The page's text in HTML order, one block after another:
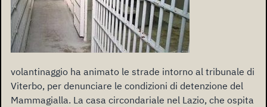
volantinaggio ha animato le strade intorno al tribunale di
Viterbo, per denunciare le condizioni di detenzione del
Mammagialla. La casa circondariale nel Lazio, che ospita